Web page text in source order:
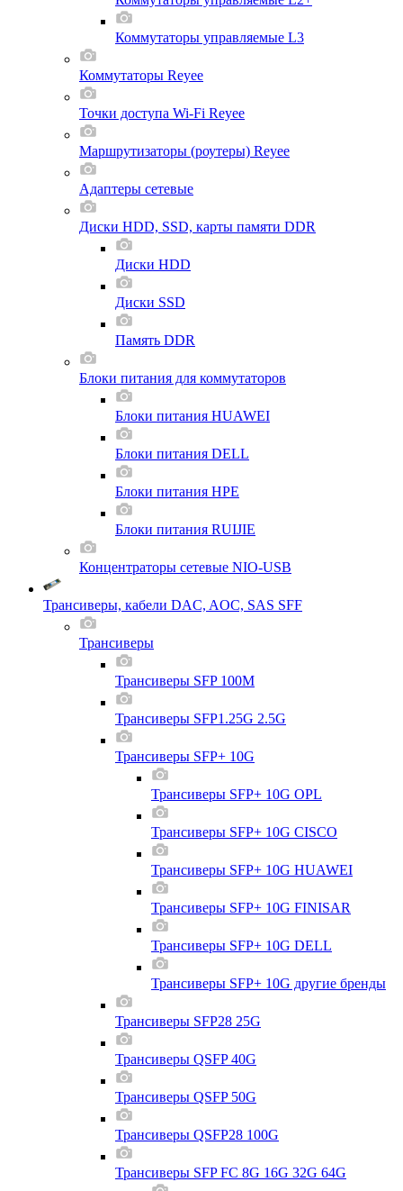
Коммутаторы управляемые L3
Коммутаторы Reyee
Точки доступа Wi-Fi Reyee
Маршрутизаторы (роутеры) Reyee
Адаптеры сетевые
Диски HDD, SSD, карты памяти DDR
Диски HDD
Диски SSD
Память DDR
Блоки питания для коммутаторов
Блоки питания HUAWEI
Блоки питания DELL
Блоки питания HPE
Блоки питания RUIJIE
Концентраторы сетевые NIO-USB
Трансиверы, кабели DAC, AOC, SAS SFF
Трансиверы
Трансиверы SFP 100M
Трансиверы SFP1.25G 2.5G
Трансиверы SFP+ 10G
Трансиверы SFP+ 10G OPL
Трансиверы SFP+ 10G CISCO
Трансиверы SFP+ 10G HUAWEI
Трансиверы SFP+ 10G FINISAR
Трансиверы SFP+ 10G DELL
Трансиверы SFP+ 10G другие бренды
Трансиверы SFP28 25G
Трансиверы QSFP 40G
Трансиверы QSFP 50G
Трансиверы QSFP28 100G
Трансиверы SFP FC 8G 16G 32G 64G